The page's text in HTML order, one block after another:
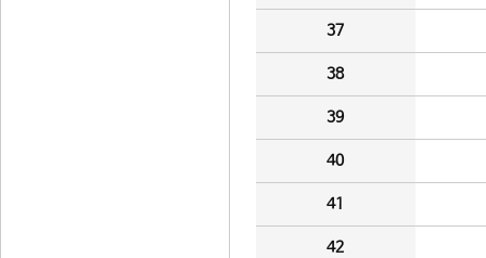
37
38
39
40
41
42